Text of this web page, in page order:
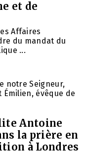
et de
Affaires
du mandat du
...
notre Seigneur,
Émilien, évêque de
Antoine
la prière en
à Londres